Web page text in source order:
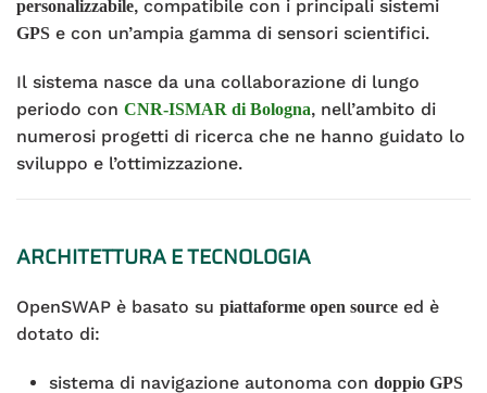
personalizzabile, compatibile con i principali sistemi
GPS e con un’ampia gamma di sensori scientifici.
Il sistema nasce da una collaborazione di lungo
periodo con CNR-ISMAR di Bologna, nell’ambito di
numerosi progetti di ricerca che ne hanno guidato lo
sviluppo e l’ottimizzazione.
ARCHITETTURA E TECNOLOGIA
OpenSWAP è basato su piattaforme open source ed è
dotato di:
sistema di navigazione autonoma con doppio GPS